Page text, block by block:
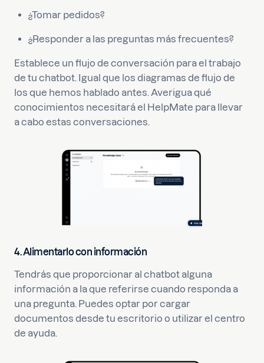
¿Tomar pedidos?
¿Responder a las preguntas más frecuentes?
Establece un flujo de conversación para el trabajo
de tu chatbot. Igual que los diagramas de flujo de
los que hemos hablado antes. Averigua qué
conocimientos necesitará el HelpMate para llevar
a cabo estas conversaciones.
4. Alimentarlo con información
Tendrás que proporcionar al chatbot alguna
información a la que referirse cuando responda a
una pregunta. Puedes optar por cargar
documentos desde tu escritorio o utilizar el centro
de ayuda.